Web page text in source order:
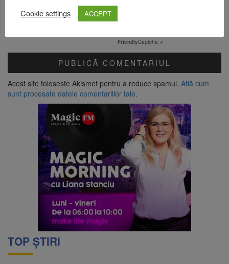
Verificare anti-robot
FriendlyCaptcha ⇗
Acest site folosește Akismet pentru a reduce spamul. Află cum
sunt procesate datele comentariilor tale.
TOP ȘTIRI
Cookie settings
ACCEPT